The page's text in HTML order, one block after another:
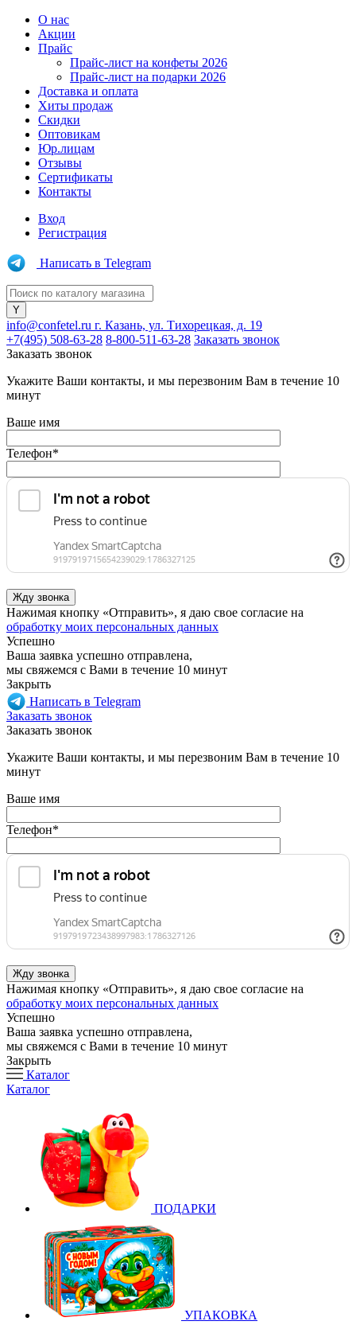
О нас
Акции
Прайс
Прайс-лист на конфеты 2026
Прайс-лист на подарки 2026
Доставка и оплата
Хиты продаж
Скидки
Оптовикам
Юр.лицам
Отзывы
Сертификаты
Контакты
Вход
Регистрация
Написать в Telegram
info@confetel.ru г. Казань, ул. Тихорецкая, д. 19
+7(495) 508-63-28 8-800-511-63-28 Заказать звонок
Заказать звонок
Укажите Ваши контакты, и мы перезвоним Вам в течение 10
минут
Ваше имя
Телефон*
Нажимая кнопку «Отправить», я даю свое согласие на
обработку моих персональных данных
Успешно
Ваша заявка успешно отправлена,
мы свяжемся с Вами в течение 10 минут
Закрыть
Написать в Telegram
Заказать звонок
Заказать звонок
Укажите Ваши контакты, и мы перезвоним Вам в течение 10
минут
Ваше имя
Телефон*
Нажимая кнопку «Отправить», я даю свое согласие на
обработку моих персональных данных
Успешно
Ваша заявка успешно отправлена,
мы свяжемся с Вами в течение 10 минут
Закрыть
Каталог
Каталог
ПОДАРКИ
УПАКОВКА